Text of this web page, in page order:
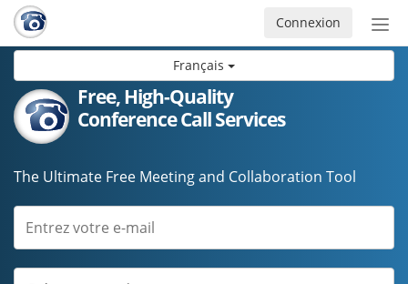
Français
ou
Connexion
Free, High-Quality
Conference Call Services
The Ultimate Free Meeting and Collaboration Tool